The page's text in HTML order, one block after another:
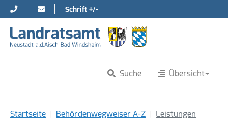
Direkt zur Hauptnavigation springen
Direkt zum Inhalt springen
Schrift +/-
Suche Übersicht
Startseite Behördenwegweiser A-Z Leistungen